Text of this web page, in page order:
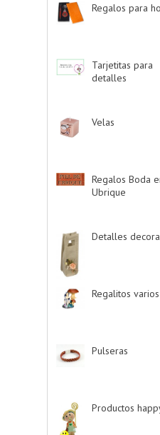
Regalos para
Tarjetitas para
detalles
Velas
Regalos Boda
Ubrique
Detalles
Regalitos varios
Pulseras
Productos